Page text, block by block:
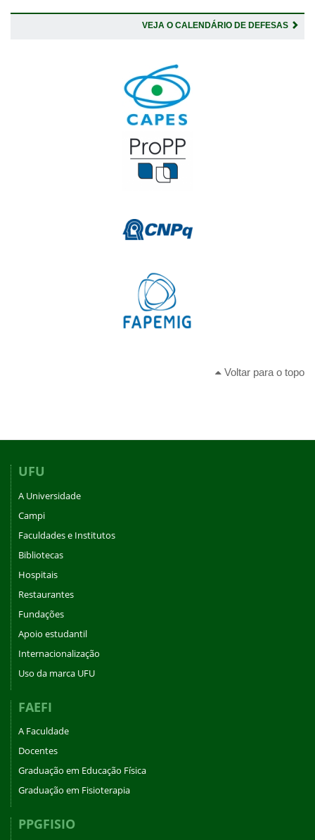
VEJA O CALENDÁRIO DE DEFESAS
Voltar para o topo
UFU
A Universidade
Campi
Faculdades e Institutos
Bibliotecas
Hospitais
Restaurantes
Fundações
Apoio estudantil
Internacionalização
Uso da marca UFU
FAEFI
A Faculdade
Docentes
Graduação em Educação Física
Graduação em Fisioterapia
PPGFISIO